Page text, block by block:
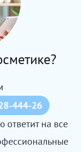
444-26
ответит на все